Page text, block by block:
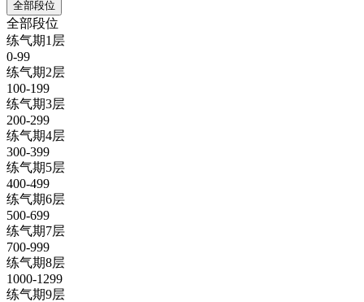
全部段位
全部段位
练气期1层
0-99
练气期2层
100-199
练气期3层
200-299
练气期4层
300-399
练气期5层
400-499
练气期6层
500-699
练气期7层
700-999
练气期8层
1000-1299
练气期9层